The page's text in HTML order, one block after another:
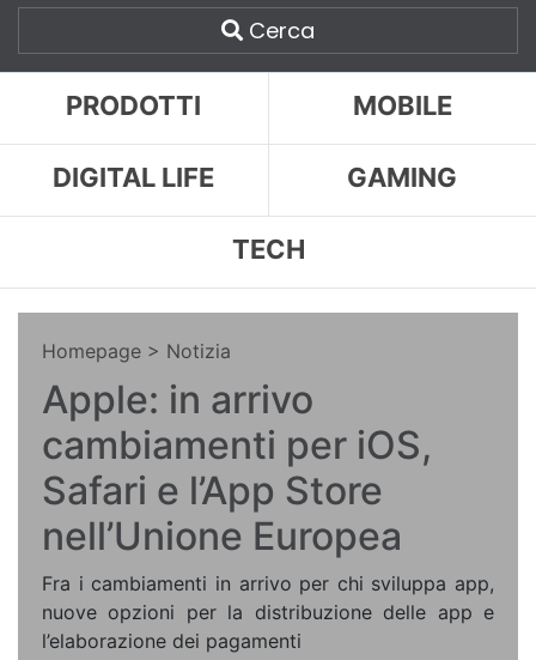
Cerca
PRODOTTI MOBILE
DIGITAL LIFE GAMING
TECH
Homepage > Notizia
Apple: in arrivo
cambiamenti per iOS,
Safari e l’App Store
nell’Unione Europea
Fra i cambiamenti in arrivo per chi sviluppa app,
nuove opzioni per la distribuzione delle app e
l’elaborazione dei pagamenti